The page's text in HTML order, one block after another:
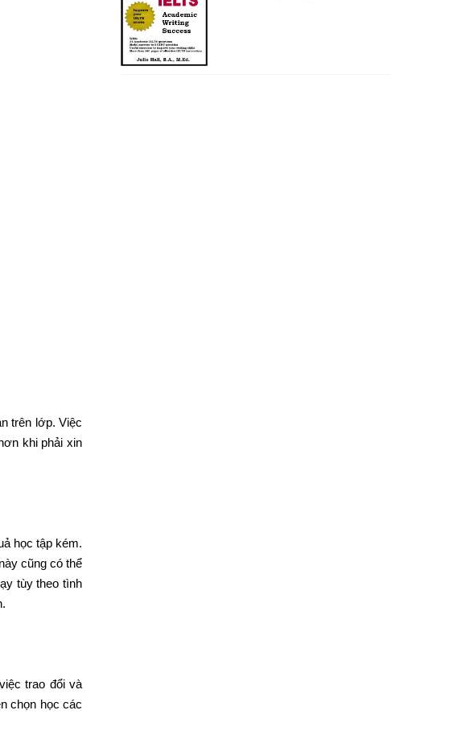
trên lớp. Việc
khi phải xin
học tập kém.
cũng có thể
tùy theo tình
trao đổi và
chọn học các